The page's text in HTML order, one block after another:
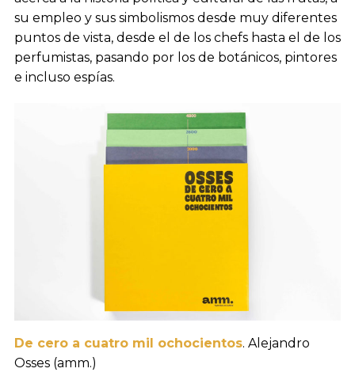
su empleo y sus simbolismos desde muy diferentes
puntos de vista, desde el de los chefs hasta el de los
perfumistas, pasando por los de botánicos, pintores
e incluso espías.
De cero a cuatro mil ochocientos. Alejandro
Osses (amm.)